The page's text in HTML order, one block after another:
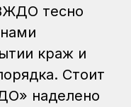
тесно
краж и
Стоит
наделено